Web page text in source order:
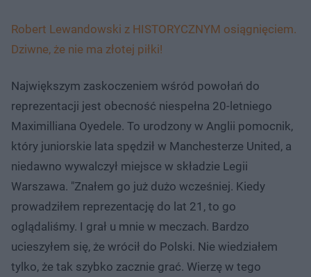
Robert Lewandowski z HISTORYCZNYM osiągnięciem.
Dziwne, że nie ma złotej piłki!
Największym zaskoczeniem wśród powołań do
reprezentacji jest obecność niespełna 20-letniego
Maximilliana Oyedele. To urodzony w Anglii pomocnik,
który juniorskie lata spędził w Manchesterze United, a
niedawno wywalczył miejsce w składzie Legii
Warszawa. "Znałem go już dużo wcześniej. Kiedy
prowadziłem reprezentację do lat 21, to go
oglądaliśmy. I grał u mnie w meczach. Bardzo
ucieszyłem się, że wrócił do Polski. Nie wiedziałem
tylko, że tak szybko zacznie grać. Wierzę w tego